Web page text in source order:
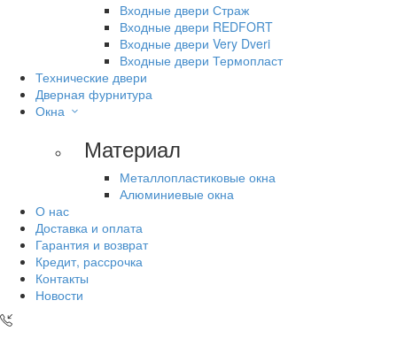
Входные двери Страж
Входные двери REDFORT
Входные двери Very Dveri
Входные двери Термопласт
Технические двери
Дверная фурнитура
Окна
Материал
Металлопластиковые окна
Алюминиевые окна
О нас
Доставка и оплата
Гарантия и возврат
Кредит, рассрочка
Контакты
Новости